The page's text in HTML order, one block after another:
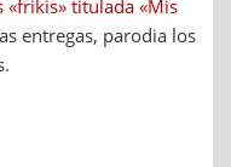
«frikis» titulada «Mis
entregas, parodia los